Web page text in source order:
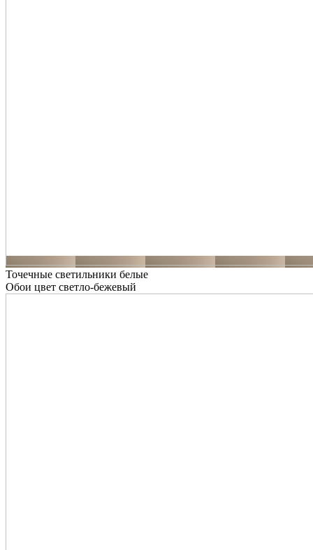
Точечные светильники белые
Обои цвет светло-бежевый